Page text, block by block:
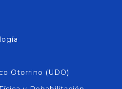
Otorrino (UDO)